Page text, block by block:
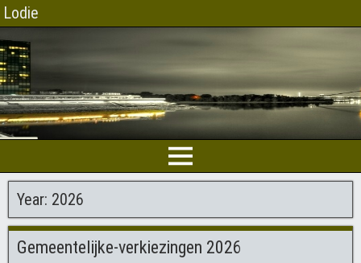
Lodie
Year: 2026
Gemeentelijke-verkiezingen 2026